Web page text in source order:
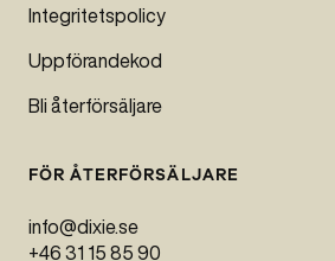
Integritetspolicy
Uppförandekod
Bli återförsäljare
FÖR ÅTERFÖRSÄLJARE
info@dixie.se
+46 31 15 85 90